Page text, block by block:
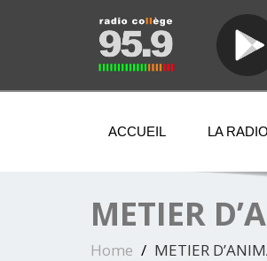
ACCUEIL LA RADIO
METIER
Home METIER